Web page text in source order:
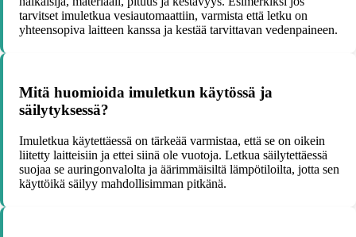
tarvitset imuletkua vesiautomaattiin, varmista että letku on
yhteensopiva laitteen kanssa ja kestää tarvittavan vedenpaineen.
Mitä huomioida imuletkun käytössä ja
säilytyksessä?
Imuletkua käytettäessä on tärkeää varmistaa, että se on oikein
liitetty laitteisiin ja ettei siinä ole vuotoja. Letkua säilytettäessä
suojaa se auringonvalolta ja äärimmäisiltä lämpötiloilta, jotta sen
käyttöikä säilyy mahdollisimman pitkänä.